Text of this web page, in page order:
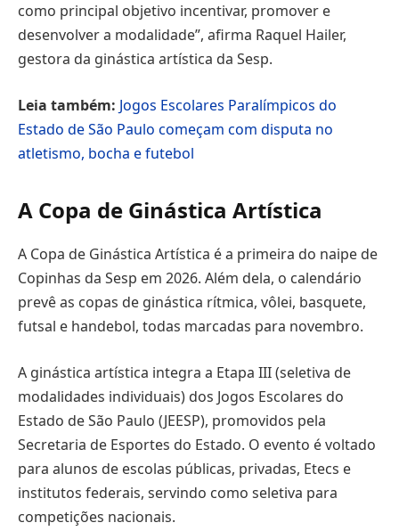
como principal objetivo incentivar, promover e
desenvolver a modalidade”, afirma Raquel Hailer,
gestora da ginástica artística da Sesp.
Leia também: Jogos Escolares Paralímpicos do
Estado de São Paulo começam com disputa no
atletismo, bocha e futebol
A Copa de Ginástica Artística
A Copa de Ginástica Artística é a primeira do naipe de
Copinhas da Sesp em 2026. Além dela, o calendário
prevê as copas de ginástica rítmica, vôlei, basquete,
futsal e handebol, todas marcadas para novembro.
A ginástica artística integra a Etapa III (seletiva de
modalidades individuais) dos Jogos Escolares do
Estado de São Paulo (JEESP), promovidos pela
Secretaria de Esportes do Estado. O evento é voltado
para alunos de escolas públicas, privadas, Etecs e
institutos federais, servindo como seletiva para
competições nacionais.